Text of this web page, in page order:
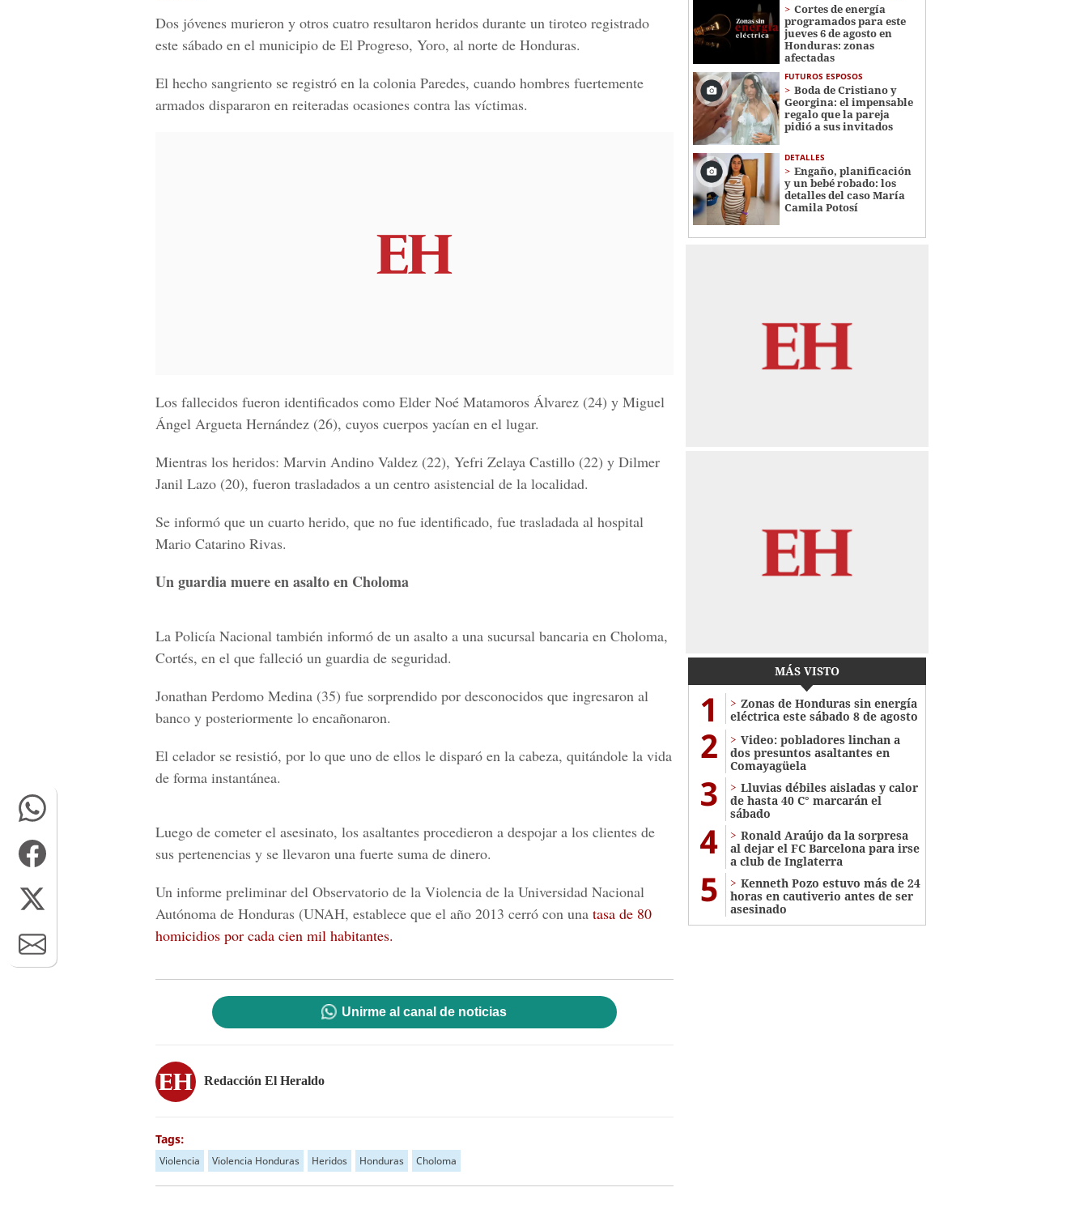
Dos jóvenes murieron y otros cuatro resultaron heridos durante un tiroteo registrado
este sábado en el municipio de El Progreso, Yoro, al norte de Honduras.
El hecho sangriento se registró en la colonia Paredes, cuando hombres fuertemente
armados dispararon en reiteradas ocasiones contra las víctimas.
Los fallecidos fueron identificados como Elder Noé Matamoros Álvarez (24) y Miguel
Ángel Argueta Hernández (26), cuyos cuerpos yacían en el lugar.
Mientras los heridos: Marvin Andino Valdez (22), Yefri Zelaya Castillo (22) y Dilmer
Janil Lazo (20), fueron trasladados a un centro asistencial de la localidad.
Se informó que un cuarto herido, que no fue identificado, fue trasladada al hospital
Mario Catarino Rivas.
Un guardia muere en asalto en Choloma
La Policía Nacional también informó de un asalto a una sucursal bancaria en Choloma,
Cortés, en el que falleció un guardia de seguridad.
Jonathan Perdomo Medina (35) fue sorprendido por desconocidos que ingresaron al
banco y posteriormente lo encañonaron.
El celador se resistió, por lo que uno de ellos le disparó en la cabeza, quitándole la vida
de forma instantánea.
Luego de cometer el asesinato, los asaltantes procedieron a despojar a los clientes de
sus pertenencias y se llevaron una fuerte suma de dinero.
Un informe preliminar del Observatorio de la Violencia de la Universidad Nacional
Autónoma de Honduras (UNAH, establece que el año 2013 cerró con una tasa de 80
homicidios por cada cien mil habitantes.
Unirme al canal de noticias
Redacción El Heraldo
Tags:
Violencia Violencia Honduras Heridos Honduras Choloma
Cortes de energía
programados para este
jueves 6 de agosto en
Honduras: zonas
afectadas
FUTUROS ESPOSOS
Boda de Cristiano y
Georgina: el impensable
regalo que la pareja
pidió a sus invitados
DETALLES
Engaño, planificación
y un bebé robado: los
detalles del caso María
Camila Potosí
MÁS VISTO
1
Zonas de Honduras sin energía
eléctrica este sábado 8 de agosto
2
Video: pobladores linchan a
dos presuntos asaltantes en
Comayagüela
3
Lluvias débiles aisladas y calor
de hasta 40 C° marcarán el
sábado
4
Ronald Araújo da la sorpresa
al dejar el FC Barcelona para irse
a club de Inglaterra
5
Kenneth Pozo estuvo más de 24
horas en cautiverio antes de ser
asesinado